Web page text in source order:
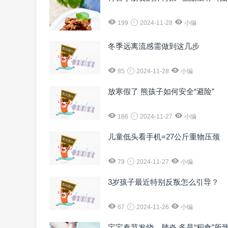
199 2024-11-28 小编
冬季远离流感需做到这几步
85 2024-11-28 小编
放寒假了 熊孩子如何安全“避险”
186 2024-11-27 小编
儿童低头看手机=27公斤重物压颈
79 2024-11-27 小编
3岁孩子最近特别反叛怎么引导？
67 2024-11-26 小编